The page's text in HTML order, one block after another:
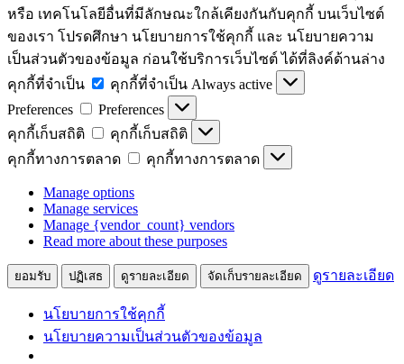
หรือ เทคโนโลยีอื่นที่มีลักษณะใกล้เคียงกันกับคุกกี้ บนเว็บไซต์
ของเรา โปรดศึกษา นโยบายการใช้คุกกี้ และ นโยบายความ
เป็นส่วนตัวของข้อมูล ก่อนใช้บริการเว็บไซต์ ได้ที่ลิงค์ด้านล่าง
คุกกี้ที่จำเป็น
คุกกี้ที่จำเป็น Always active
Preferences
Preferences
คุกกี้เก็บสถิติ
คุกกี้เก็บสถิติ
คุกกี้ทางการตลาด
คุกกี้ทางการตลาด
Manage options
Manage services
Manage {vendor_count} vendors
Read more about these purposes
ยอมรับ ปฏิเสธ ดูรายละเอียด จัดเก็บรายละเอียด ดูรายละเอียด
นโยบายการใช้คุกกี้
นโยบายความเป็นส่วนตัวของข้อมูล